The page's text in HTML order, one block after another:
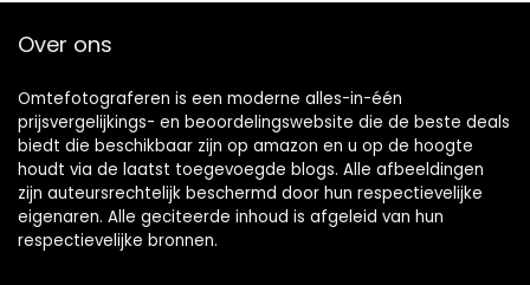
Over ons
Omtefotograferen is een moderne alles-in-één
prijsvergelijkings- en beoordelingswebsite die de beste deals
biedt die beschikbaar zijn op amazon en u op de hoogte
houdt via de laatst toegevoegde blogs. Alle afbeeldingen
zijn auteursrechtelijk beschermd door hun respectievelijke
eigenaren. Alle geciteerde inhoud is afgeleid van hun
respectievelijke bronnen.